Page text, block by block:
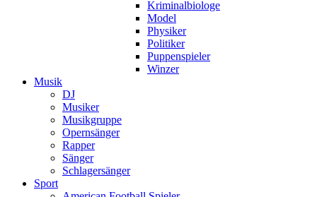
Kriminalbiologe
Model
Physiker
Politiker
Puppenspieler
Winzer
Musik
DJ
Musiker
Musikgruppe
Opernsänger
Rapper
Sänger
Schlagersänger
Sport